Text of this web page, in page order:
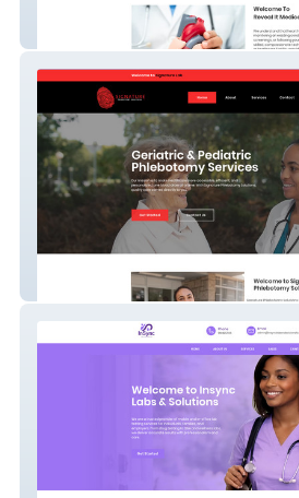
Signature Lab